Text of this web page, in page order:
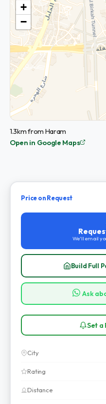
+
−
1.3km from Haram
Open in Google Maps
Price on Request
We'll email
Build Full
Ask
Set a
City
Rating
Distance